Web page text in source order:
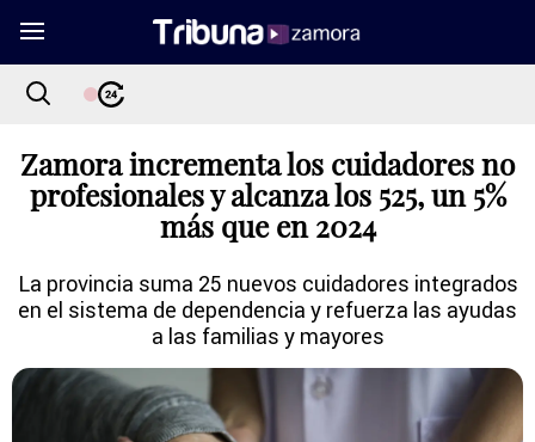
Zamora incrementa los cuidadores no
profesionales y alcanza los 525, un 5%
más que en 2024
La provincia suma 25 nuevos cuidadores integrados
en el sistema de dependencia y refuerza las ayudas
a las familias y mayores